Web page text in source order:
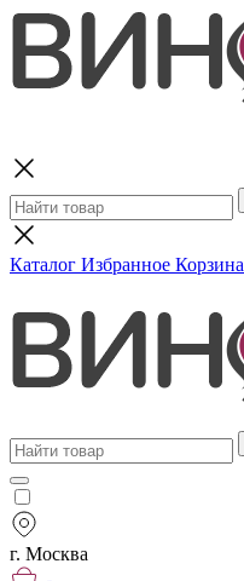
Каталог Избранное Корзина
г. Москва